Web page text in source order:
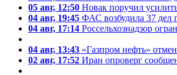
05 авг, 12:50 Новак поручил
04 авг, 19:45 ФАС возбудила 37 дел
04 авг, 17:14 Россельхознадзор
04 авг, 13:43 «Газпром нефть»
02 авг, 17:52 Иран опроверг